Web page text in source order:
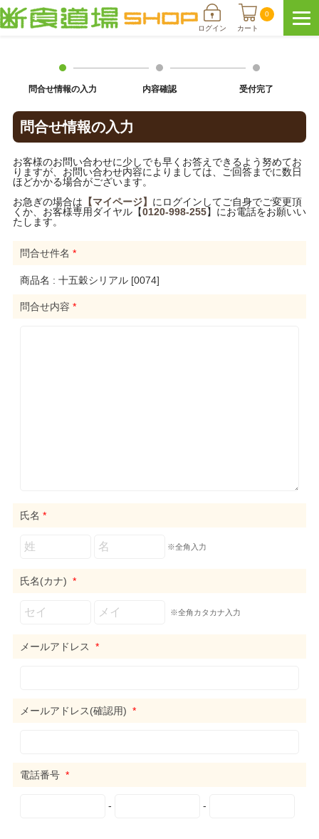
ログイン カート
0
問合せ情報の入力 内容確認 受付完了
問合せ情報の入力
お客様のお問い合わせに少しでも早くお答えできるよう努めてお
りますが、お問い合わせ内容によりましては、ご回答までに数日
ほどかかる場合がございます。
お急ぎの場合は 【マイページ】 にログインしてご自身でご変更頂
くか、お客様専用ダイヤル【0120-998-255】にお電話をお願いい
たします。
問合せ件名 *
商品名 : 十五穀シリアル [0074]
問合せ内容 *
氏名 *
※全角入力
氏名(カナ) *
※全角カタカナ入力
メールアドレス *
メールアドレス(確認用) *
電話番号 *
- -